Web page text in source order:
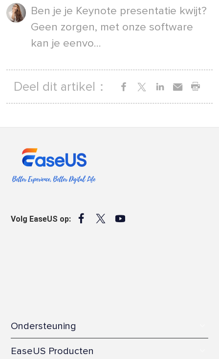
Ben je je Keynote presentatie kwijt?
Geen zorgen, met onze software
kan je eenvo...
Deel dit artikel：
Volg EaseUS op:   
Ondersteuning
Kenniscentrum
EaseUS Producten